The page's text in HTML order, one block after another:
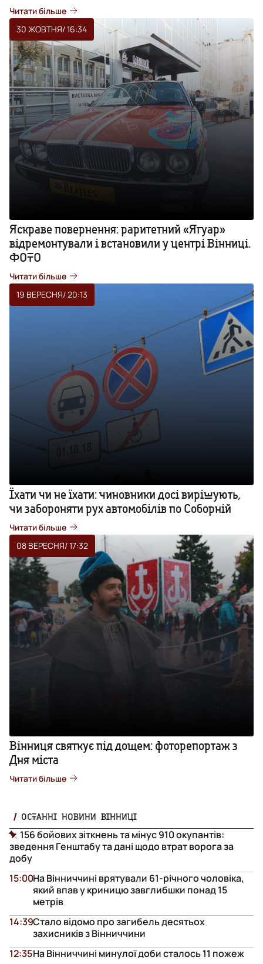
Читати більше
30 ЖОВТНЯ/ 16:34
Яскраве повернення: раритетний «Ягуар»
відремонтували і встановили у центрі Вінниці.
ФОТО
Читати більше
19 ВЕРЕСНЯ/ 20:13
Їхати чи не їхати: чиновники досі вирішують,
чи забороняти рух автомобілів по Соборній
Читати більше
08 ВЕРЕСНЯ/ 17:32
Вінниця святкує під дощем: фоторепортаж з
Дня міста
Читати більше
ОСТАННІ НОВИНИ ВІННИЦІ
156 бойових зіткнень та мінус 910 окупантів:
зведення Генштабу та дані щодо втрат ворога за
добу
На Вінниччині врятували 61-річного чоловіка,
який впав у криницю завглибшки понад 15
метрів
15:00
Стало відомо про загибель десятьох
захисників з Вінниччини
14:39
На Вінниччині минулої доби сталось 11 пожеж
12:35